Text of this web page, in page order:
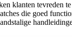
klanten tevreden
die goed